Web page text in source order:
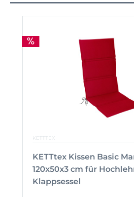
KETTTEX
KETTtex Kissen Basic
120x50x3 cm für
Klappsessel